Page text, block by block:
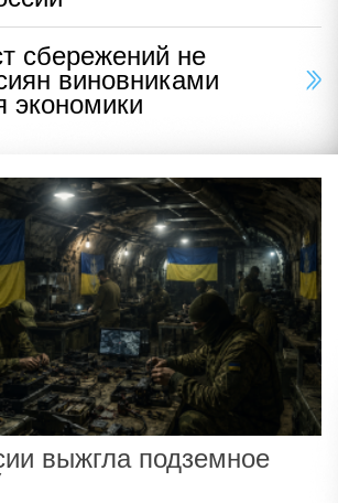
сбережений не
виновниками
экономики
выжгла подземное